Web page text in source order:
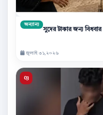
অন্যান্য
সুদের টাকার জন্য
জুলাই ৩১,২০২৬